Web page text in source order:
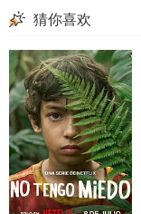
猜你喜欢